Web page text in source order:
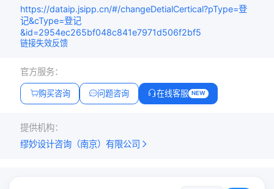
https://dataip.jsipp.cn/#/changeDetialCertical?pType=登
记&cType=登记
&id=2954ec265bf048c841e7971d506f2bf5
链接失效反馈
官方服务：
购买咨询 问题咨询 在线客服 NEW
提供机构：
缪妙设计咨询（南京）有限公司